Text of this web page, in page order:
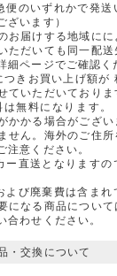
便のいずれかで発送
ざいます）
お届けする地域にに
ただいても同一配送
細ページでご確認く
きお買い上げ額が
ていただいており
無料になります。
かかる場合がござ
せん。海外のご住
注意ください。
ー直送となりますの
よび廃棄費は含まれ
になる商品につい
合わせください。
・交換について